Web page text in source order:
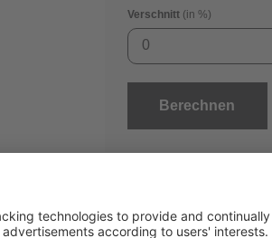
Verschnitt (in %)
0
Berechnen